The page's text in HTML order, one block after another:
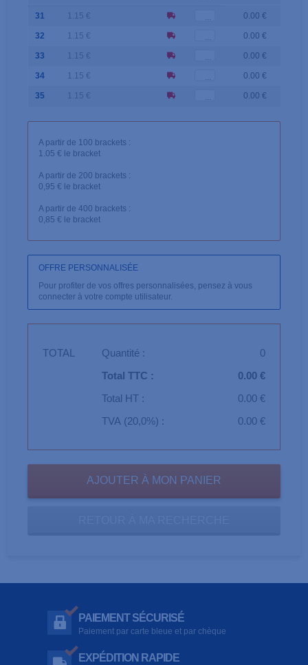
31 1.15 € 0.00 €
32 1.15 € 0.00 €
33 1.15 € 0.00 €
34 1.15 € 0.00 €
35 1.15 € 0.00 €
A partir de 100 brackets :
1.05 € le bracket
A partir de 200 brackets :
0,95 € le bracket
A partir de 400 brackets :
0,85 € le bracket
OFFRE PERSONNALISÉE
Pour profiter de vos offres personnalisées, pensez à vous
connecter à votre compte utilisateur.
TOTAL Quantité :
0
Total TTC :
0.00 €
Total HT :
0.00 €
TVA (20,0%) :
0.00 €
PAIEMENT SÉCURISÉ
Paiement par carte bleue et par chèque
EXPÉDITION RAPIDE